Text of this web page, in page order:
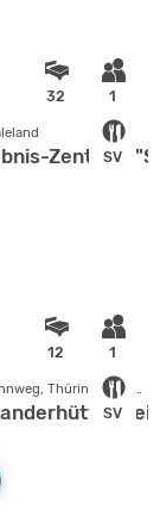
32 1
SV
Zentrum
12 1
SV